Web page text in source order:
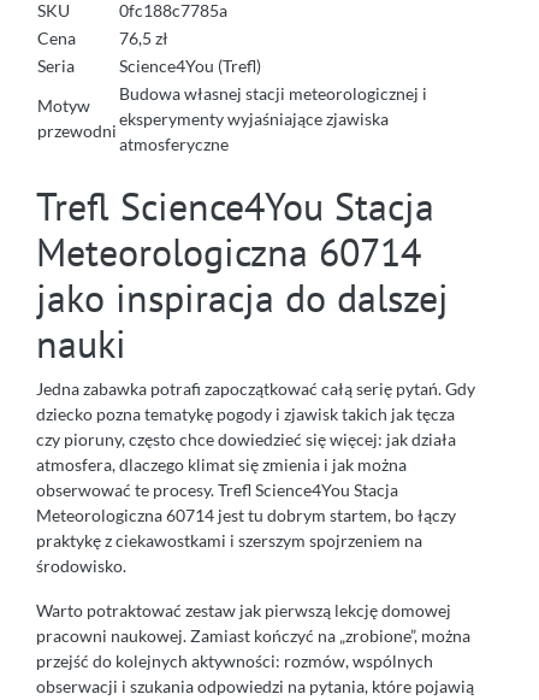
SKU
0fc188c7785a
Cena
76,5 zł
Seria
Science4You (Trefl)
Motyw
przewodni
Budowa własnej stacji meteorologicznej i
eksperymenty wyjaśniające zjawiska
atmosferyczne
Trefl Science4You Stacja
Meteorologiczna 60714
jako inspiracja do dalszej
nauki
Jedna zabawka potrafi zapoczątkować całą serię pytań. Gdy
dziecko pozna tematykę pogody i zjawisk takich jak tęcza
czy pioruny, często chce dowiedzieć się więcej: jak działa
atmosfera, dlaczego klimat się zmienia i jak można
obserwować te procesy. Trefl Science4You Stacja
Meteorologiczna 60714 jest tu dobrym startem, bo łączy
praktykę z ciekawostkami i szerszym spojrzeniem na
środowisko.
Warto potraktować zestaw jak pierwszą lekcję domowej
pracowni naukowej. Zamiast kończyć na „zrobione”, można
przejść do kolejnych aktywności: rozmów, wspólnych
obserwacji i szukania odpowiedzi na pytania, które pojawią